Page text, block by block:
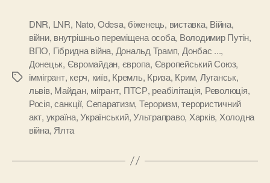
Позначки
DNR, LNR, Nato,Odesa, біженець, виставка, Війна,
війни, внутрішньо переміщена особа, Володимир Путін,
ВПО, Гібридна війна, Дональд Трамп, Донбас ...,
Донецьк, Євромайдан, європа, Європейський Союз,
іммігрант, керч, київ, Кремль, Криза, Крим, Луганськ,
львів, Майдан, мігрант, ПТСР, реабілітація, Революція,
Росія,санкції, Сепаратизм, Тероризм,терористичний
акт, україна,Український,Ультраправо, Харків, Холодна
війна, Ялта